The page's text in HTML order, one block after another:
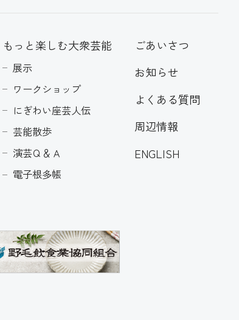
もっと楽しむ大衆芸能
展示
ワークショップ
にぎわい座芸人伝
芸能散歩
演芸Ｑ＆Ａ
電子根多帳
ごあいさつ
お知らせ
よくある質問
周辺情報
ENGLISH